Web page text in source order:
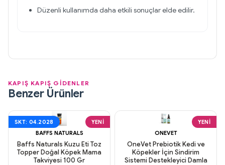
Düzenli kullanımda daha etkili sonuçlar elde edilir.
KAPIŞ KAPIŞ GİDENLER
Benzer Ürünler
SKT: 04.2028
YENI
BAFFS NATURALS
Baffs Naturals Kuzu Eti Toz
Topper Doğal Köpek Mama
Takviyesi 100 Gr
YENI
ONEVET
OneVet Prebiotik Kedi ve
Köpekler İçin Sindirim
Sistemi Destekleyici Damla